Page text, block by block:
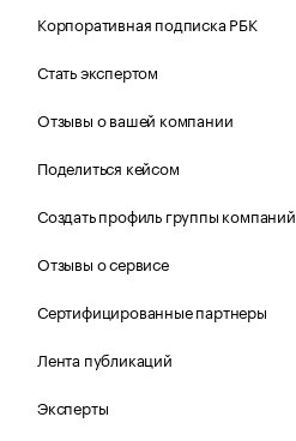
Корпоративная подписка РБК
Стать экспертом
Отзывы о вашей компании
Поделиться кейсом
Создать профиль группы компаний
Отзывы о сервисе
Сертифицированные партнеры
Лента публикаций
Эксперты